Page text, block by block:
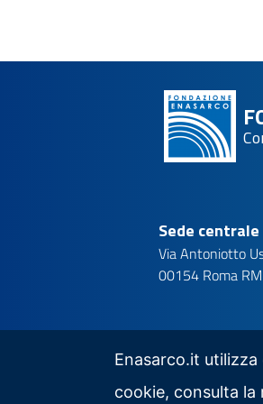
Sede centrale
Via Antoniotto
00154 Roma RM
Enasarco.it
cookie, consulta